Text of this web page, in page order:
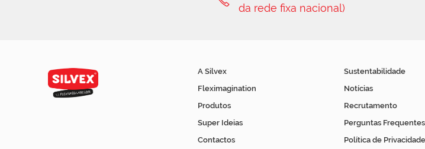
da rede fixa nacional)
A Silvex
Fleximagination
Produtos
Super Ideias
Contactos
Sustentabilidade
Notícias
Recrutamento
Perguntas Frequentes
Política de Privacidade